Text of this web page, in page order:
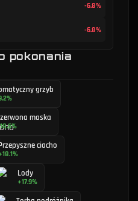
-6.8%
-6.8%
pokonania
grzyb
maska
ciacho
Lody
+17.9%